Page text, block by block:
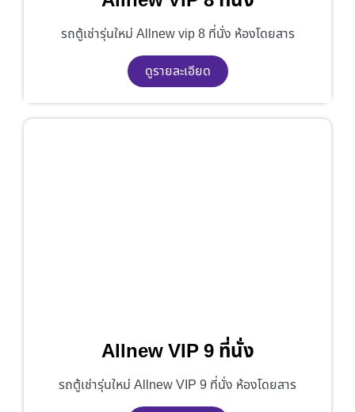
รถตู้เช่ารุ่นใหม่ Allnew vip 8 ที่นั่ง ห้องโดยสาร
ดูรายละเอียด
Allnew VIP 9 ที่นั่ง
รถตู้เช่ารุ่นใหม่ Allnew VIP 9 ที่นั่ง ห้องโดยสาร